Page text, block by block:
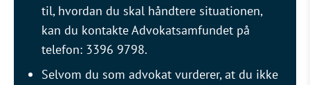
til, hvordan du skal håndtere situationen,
kan du kontakte Advokatsamfundet på
telefon: 3396 9798.
Selvom du som advokat vurderer, at du ikke